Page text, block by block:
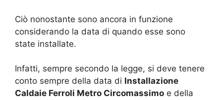
Ciò nonostante sono ancora in funzione
considerando la data di quando esse sono
state installate.
Infatti, sempre secondo la legge, si deve tenere
conto sempre della data di Installazione
Caldaie Ferroli Metro Circomassimo e della